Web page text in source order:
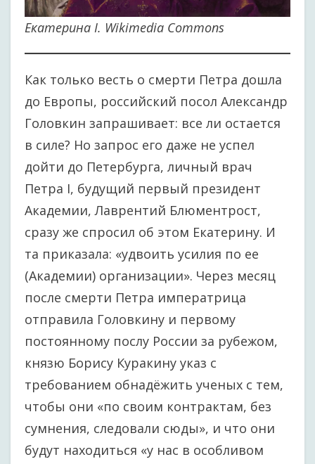
Екатерина I. Wikimedia Commons
Как только весть о смерти Петра дошла
до Европы, российский посол Александр
Головкин запрашивает: все ли остается
в силе? Но запрос его даже не успел
дойти до Петербурга, личный врач
Петра I, будущий первый президент
Академии, Лаврентий Блюментрост,
сразу же спросил об этом Екатерину. И
та приказала: «удвоить усилия по ее
(Академии) организации». Через месяц
после смерти Петра императрица
отправила Головкину и первому
постоянному послу России за рубежом,
князю Борису Куракину указ с
требованием обнадёжить ученых с тем,
чтобы они «по своим контрактам, без
сумнения, следовали сюды», и что они
будут находиться «у нас в особливом